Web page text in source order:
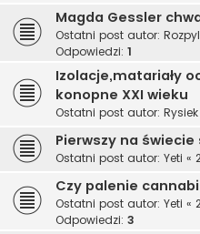
Magda Gessler
Ostatni post autor:
Odpowiedzi: 1
Izolacje,matariały
konopne XXI wieku
Ostatni post autor: Rysiek
Pierwszy na
Ostatni post autor: Yeti «
Czy palenie
Ostatni post autor: Yeti «
Odpowiedzi: 3